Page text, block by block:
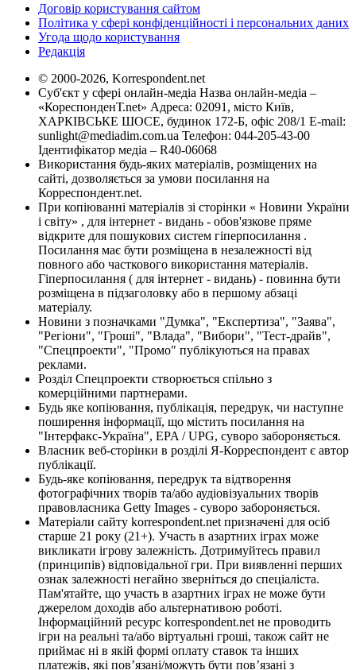
Договір користування сайтом
Політика у сфері конфіденційності і персональних даних
Угода щодо користування
Редакція
© 2000-2026, Korrespondent.net
Суб'єкт у сфері онлайн-медіа Назва онлайн-медіа –
«КореспонденТ.net» Адреса: 02091, місто Київ,
ХАРКІВСЬКЕ ШОСЕ, будинок 172-Б, офіс 208/1 E-mail:
sunlight@mediadim.com.ua Телефон: 044-205-43-00
Ідентифікатор медіа – R40-06068
Використання будь-яких матеріалів, розміщених на
сайті, дозволяється за умови посилання на
Корреспондент.net.
При копіюванні матеріалів зі сторінки « Новини України
і світу» , для інтернет - видань - обов'язкове пряме
відкрите для пошукових систем гіперпосилання .
Посилання має бути розміщена в незалежності від
повного або часткового використання матеріалів.
Гіперпосилання ( для інтернет - видань) - повинна бути
розміщена в підзаголовку або в першому абзаці
матеріалу.
Новини з позначками "Думка", "Експертиза", "Заява",
"Регіони", "Гроші", "Влада", "Вибори", "Тест-драйв",
"Спецпроекти", "Промо" публікуються на правах
реклами.
Розділ Спецпроекти створюється спільно з
комерційними партнерами.
Будь яке копіювання, публікація, передрук, чи наступне
поширення інформації, що містить посилання на
"Інтерфакс-Україна", EPA / UPG, суворо забороняється.
Власник веб-сторінки в розділі Я-Корреспондент є автор
публікації.
Будь-яке копіювання, передрук та відтворення
фотографічних творів та/або аудіовізуальних творів
правовласника Getty Images - суворо забороняється.
Матеріали сайту korrespondent.net призначені для осіб
старше 21 року (21+). Участь в азартних іграх може
викликати ігрову залежність. Дотримуйтесь правил
(принципів) відповідальної гри. При виявленні перших
ознак залежності негайно зверніться до спеціаліста.
Пам'ятайте, що участь в азартних іграх не може бути
джерелом доходів або альтернативою роботі.
Інформаційний ресурс korrespondent.net не проводить
ігри на реальні та/або віртуальні гроші, також сайт не
приймає ні в якій формі оплату ставок та інших
платежів, які пов’язані/можуть бути пов’язані з